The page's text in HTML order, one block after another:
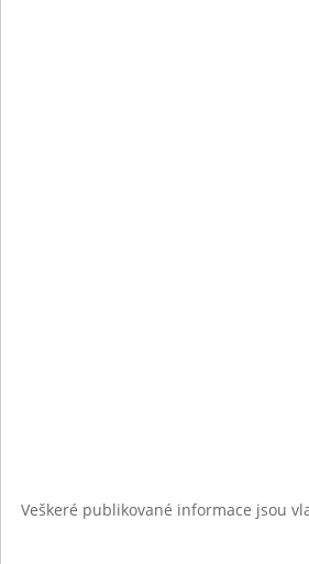
Veškeré publikované informace jsou